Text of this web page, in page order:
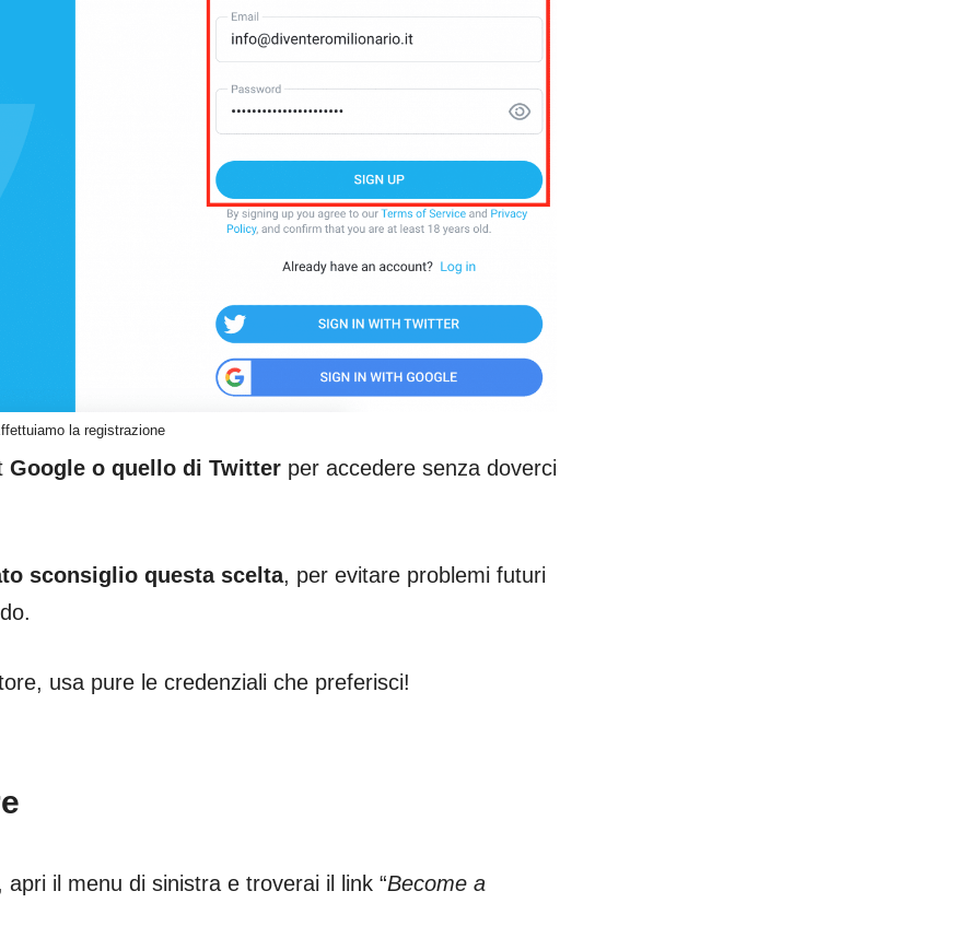
la registrazione
Google o quello di Twitter per accedere senza doverci
sconsiglio questa scelta, per evitare problemi futuri
usa pure le credenziali che preferisci!
il menu di sinistra e troverai il link “Become a